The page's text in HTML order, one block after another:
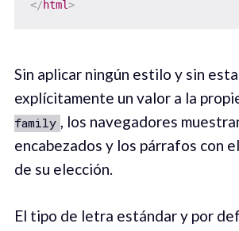
</html>
Sin aplicar ningún estilo y sin
explícitamente un valor a la
family , los navegadores
encabezados y los párrafos con
de su elección.
El tipo de letra estándar y por